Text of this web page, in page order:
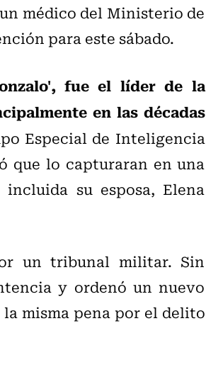
médico del Ministerio de
para este sábado.
fue el líder de la
en las décadas
Especial de Inteligencia
que lo capturaran en una
su esposa, Elena
un tribunal militar. Sin
y ordenó un nuevo
misma pena por el delito